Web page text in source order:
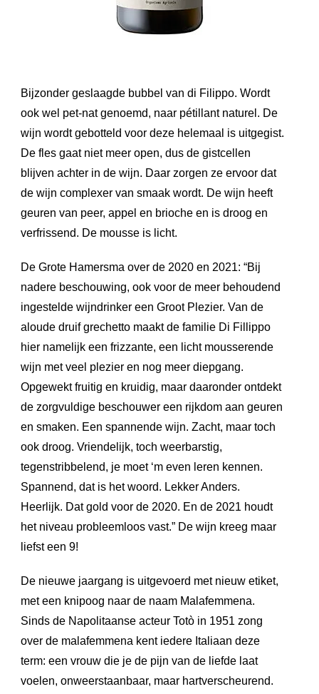
Bijzonder geslaagde bubbel van di Filippo. Wordt
ook wel pet-nat genoemd, naar pétillant naturel. De
wijn wordt gebotteld voor deze helemaal is uitgegist.
De fles gaat niet meer open, dus de gistcellen
blijven achter in de wijn. Daar zorgen ze ervoor dat
de wijn complexer van smaak wordt. De wijn heeft
geuren van peer, appel en brioche en is droog en
verfrissend. De mousse is licht.
De Grote Hamersma over de 2020 en 2021: “Bij
nadere beschouwing, ook voor de meer behoudend
ingestelde wijndrinker een Groot Plezier. Van de
aloude druif grechetto maakt de familie Di Fillippo
hier namelijk een frizzante, een licht mousserende
wijn met veel plezier en nog meer diepgang.
Opgewekt fruitig en kruidig, maar daaronder ontdekt
de zorgvuldige beschouwer een rijkdom aan geuren
en smaken. Een spannende wijn. Zacht, maar toch
ook droog. Vriendelijk, toch weerbarstig,
tegenstribbelend, je moet ‘m even leren kennen.
Spannend, dat is het woord. Lekker Anders.
Heerlijk. Dat gold voor de 2020. En de 2021 houdt
het niveau probleemloos vast.” De wijn kreeg maar
liefst een 9!
De nieuwe jaargang is uitgevoerd met nieuw etiket,
met een knipoog naar de naam Malafemmena.
Sinds de Napolitaanse acteur Totò in 1951 zong
over de malafemmena kent iedere Italiaan deze
term: een vrouw die je de pijn van de liefde laat
voelen, onweerstaanbaar, maar hartverscheurend.